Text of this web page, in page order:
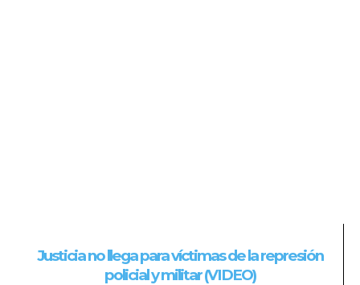
Justicia no llega para víctimas de la represión
policial y militar (VIDEO)